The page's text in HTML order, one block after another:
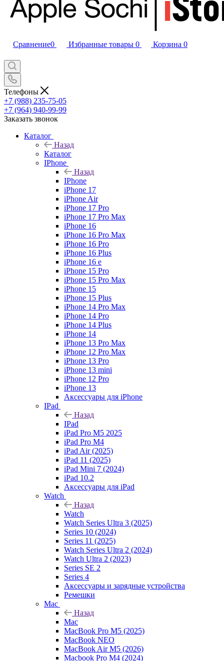
Сравнение0 Избранные товары 0 Корзина 0
Телефоны
+7 (988) 235-75-05
+7 (964) 940-99-99
Заказать звонок
Каталог
Назад
Каталог
IPhone
Назад
IPhone
iPhone 17
iPhone Air
iPhone 17 Pro
iPhone 17 Pro Max
iPhone 16
iPhone 16 Pro Max
iPhone 16 Pro
iPhone 16 Plus
iPhone 16 e
iPhone 15 Pro
iPhone 15 Pro Max
iPhone 15
iPhone 15 Plus
iPhone 14 Pro Max
iPhone 14 Pro
iPhone 14 Plus
iPhone 14
iPhone 13 Pro Max
iPhone 12 Pro Max
iPhone 13 Pro
iPhone 13 mini
iPhone 12 Pro
iPhone 13
Аксессуары для iPhone
IPad
Назад
IPad
iPad Pro M5 2025
iPad Pro M4
iPad Air (2025)
iPad 11 (2025)
iPad Mini 7 (2024)
iPad 10.2
Аксессуары для iPad
Watch
Назад
Watch
Watch Series Ultra 3 (2025)
Series 10 (2024)
Series 11 (2025)
Watch Series Ultra 2 (2024)
Watch Ultra 2 (2023)
Series SE 2
Series 4
Аксессуары и зарядные устройства
Ремешки
Mac
Назад
Mac
MacBook Pro M5 (2025)
MacBook NEO
MacBook Air M5 (2026)
Macbook Pro M4 (2024)